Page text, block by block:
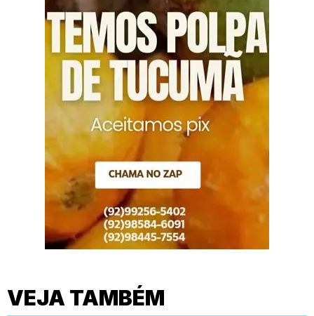
VEJA TAMBÉM